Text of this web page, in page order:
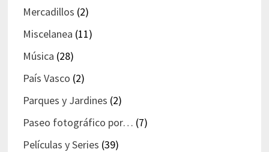
Mercadillos (2)
Miscelanea (11)
Música (28)
País Vasco (2)
Parques y Jardines (2)
Paseo fotográfico por… (7)
Películas y Series (39)